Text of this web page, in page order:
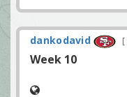
dankodavid
Week 10